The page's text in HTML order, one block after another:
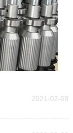
2021-02-08